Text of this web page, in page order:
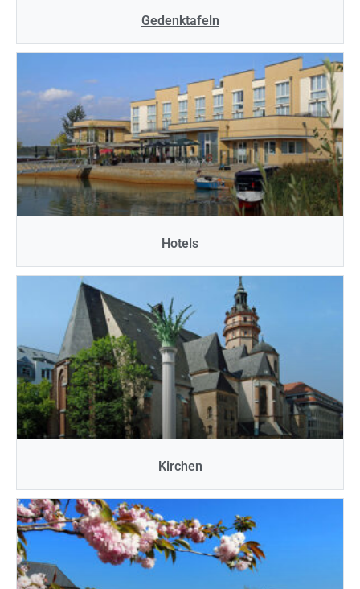
Gedenktafeln
Hotels
Kirchen